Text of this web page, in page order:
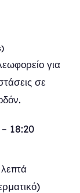
για
σε
18:20